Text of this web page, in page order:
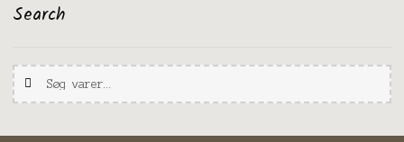
Search
Søg
efter:
Søg